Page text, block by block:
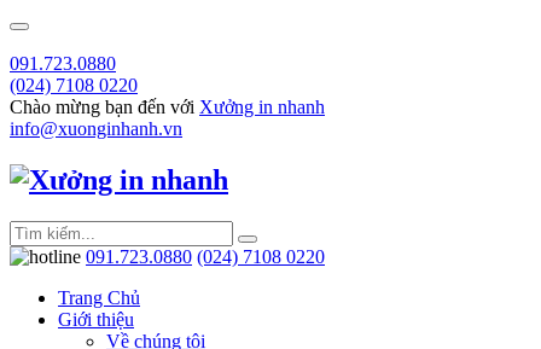
091.723.0880
(024) 7108 0220
Chào mừng bạn đến với Xưởng in nhanh
info@xuonginhanh.vn
091.723.0880 (024) 7108 0220
Trang Chủ
Giới thiệu
Về chúng tôi